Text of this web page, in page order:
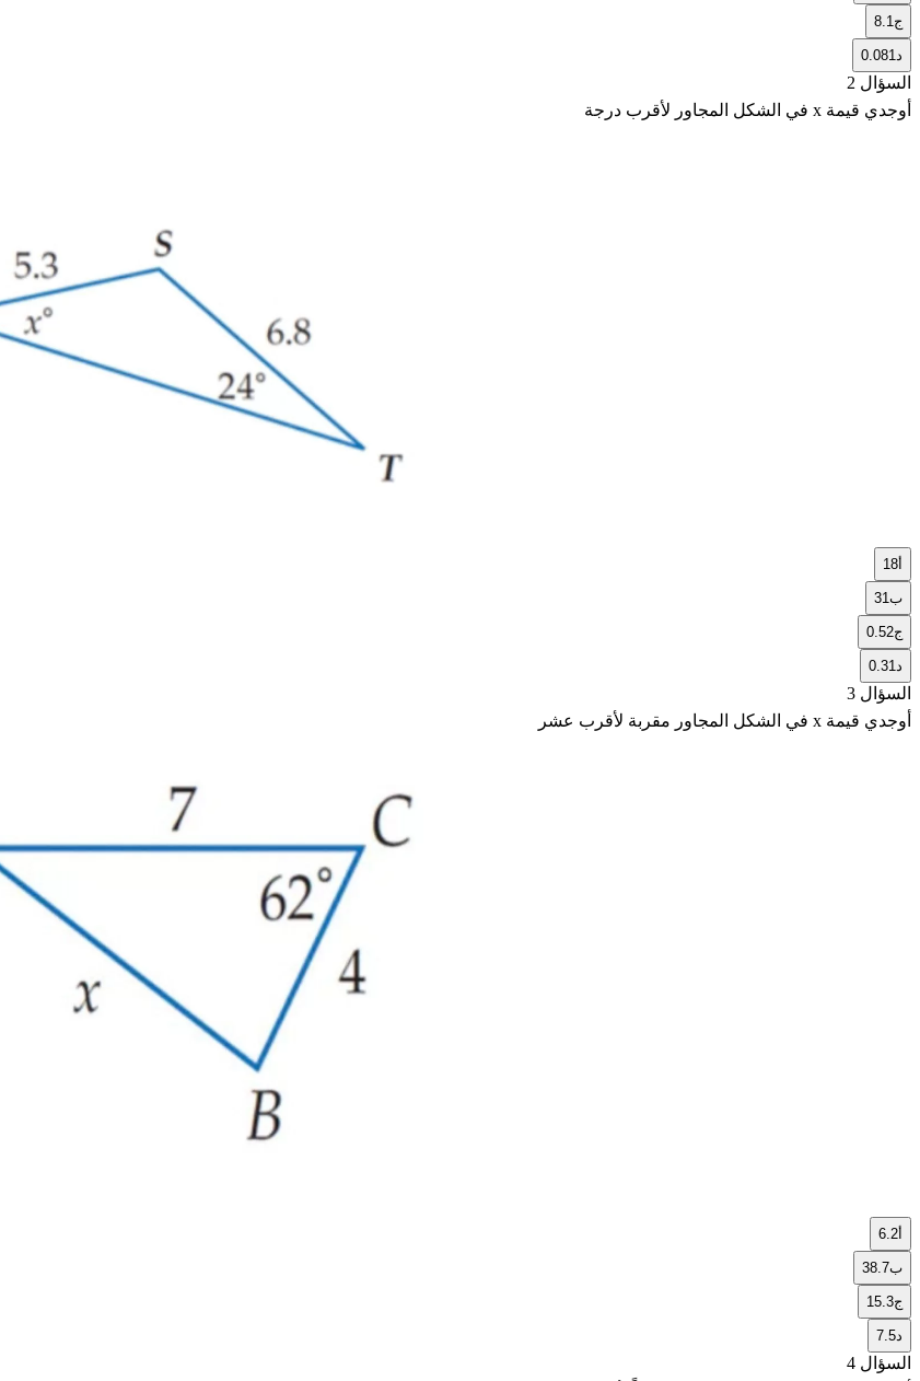
ج 8.1
د 0.081
السؤال 2
أوجدي قيمة x في الشكل المجاور لأقرب درجة
أ18
ب31
ج0.52
د0.31
السؤال 3
أوجدي قيمة x في الشكل المجاور مقربة لأقرب عشر
أ6.2
ب38.7
ج15.3
د7.5
السؤال 4